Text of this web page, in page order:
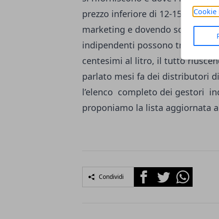
Cookie
prezzo inferiore di 12-15
marketing e dovendo
indipendenti possono
centesimi al litro, il tutto
parlato mesi fa dei distributori
l’elenco completo dei gestori
proponiamo la lista aggiornata
Condividi FacebookTwitterWhatsapp